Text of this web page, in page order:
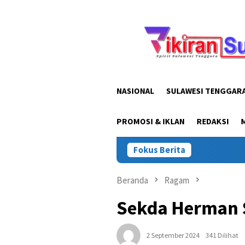
NASIONAL SULAWESI
PROMOSI & IKLAN REDAKSI
Fokus Berita Kapolda
Beranda Ragam
Sekda
2 September 2024 341 Dilihat